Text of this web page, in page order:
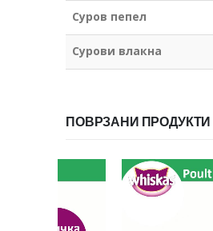
Суров пепел
Сурови влакна
ПОВРЗАНИ ПРОДУКТИ